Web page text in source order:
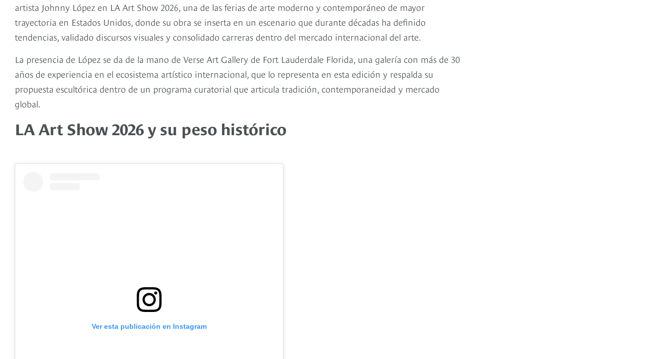
artista Johnny López en LA Art Show 2026, una de las ferias de arte moderno y contemporáneo de mayor
trayectoria en Estados Unidos, donde su obra se inserta en un escenario que durante décadas ha definido
tendencias, validado discursos visuales y consolidado carreras dentro del mercado internacional del arte.
La presencia de López se da de la mano de Verse Art Gallery de Fort Lauderdale Florida, una galería con más de 30
años de experiencia en el ecosistema artístico internacional, que lo representa en esta edición y respalda su
propuesta escultórica dentro de un programa curatorial que articula tradición, contemporaneidad y mercado
global.
LA Art Show 2026 y su peso histórico
Ver esta publicación en Instagram